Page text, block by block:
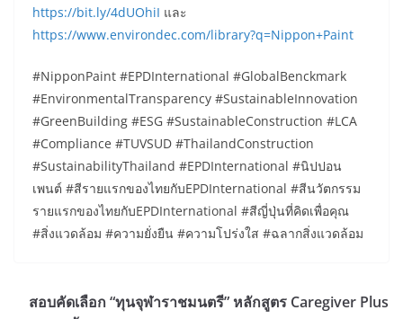
https://bit.ly/4dUOhiI และ
https://www.environdec.com/library?q=Nippon+Paint
#NipponPaint #EPDInternational #GlobalBenckmark
#EnvironmentalTransparency #SustainableInnovation
#GreenBuilding #ESG #SustainableConstruction #LCA
#Compliance #TUVSUD #ThailandConstruction
#SustainabilityThailand #EPDInternational #นิปปอน
เพนต์ #สีรายแรกของไทยกับEPDInternational #สีนวัตกรรม
รายแรกของไทยกับEPDInternational #สีญี่ปุ่นที่คิดเพื่อคุณ
#สิ่งแวดล้อม #ความยั่งยืน #ความโปร่งใส #ฉลากสิ่งแวดล้อม
สอบคัดเลือก “ทุนจุฬาราชมนตรี” หลักสูตร Caregiver Plus